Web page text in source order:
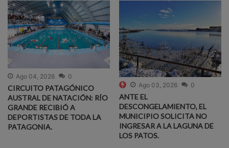
Ago 04, 2026 0
CIRCUITO PATAGÓNICO
AUSTRAL DE NATACIÓN: RÍO
GRANDE RECIBIÓ A
DEPORTISTAS DE TODA LA
PATAGONIA.
Ago 03, 2026 0
ANTE EL
DESCONGELAMIENTO, EL
MUNICIPIO SOLICITA NO
INGRESAR A LA LAGUNA DE
LOS PATOS.